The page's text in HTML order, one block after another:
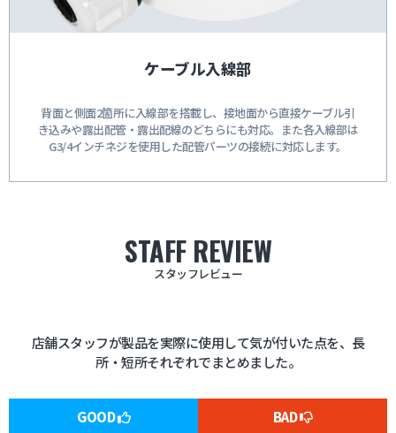
ケーブル入線部
背面と側面2箇所に入線部を搭載し、接地面から直接ケーブル引
き込みや露出配管・露出配線のどちらにも対応。また各入線部は
G3/4インチネジを使用した配管パーツの接続に対応します。
STAFF REVIEW
スタッフレビュー
店舗スタッフが製品を実際に使用して気が付いた点を、長
所・短所それぞれでまとめました。
GOOD BAD